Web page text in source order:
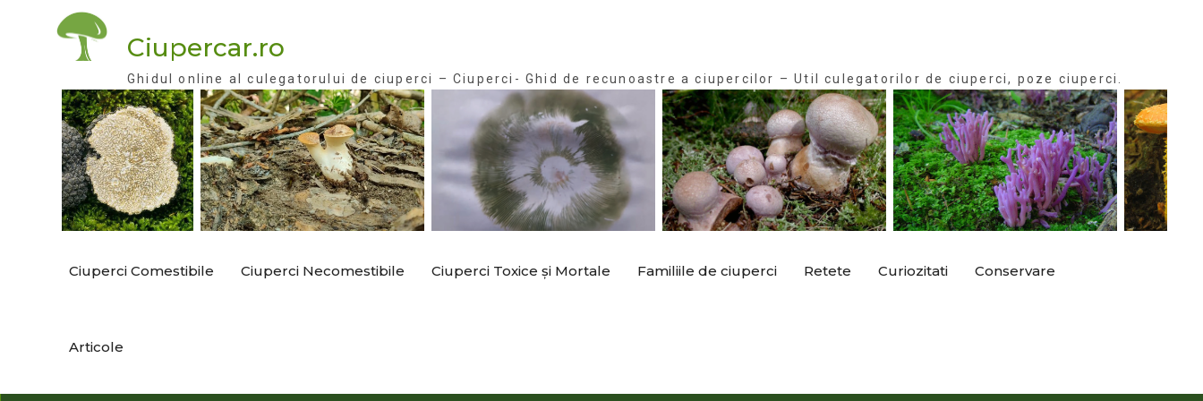
Ciupercar.ro
Ghidul online al culegatorului de ciuperci – Ciuperci- Ghid de recunoastre a ciupercilor – Util culegatorilor de ciuperci, poze ciuperci.
Ciuperci Comestibile Ciuperci Necomestibile Ciuperci Toxice și Mortale Familiile de ciuperci Retete Curiozitati Conservare
Articole